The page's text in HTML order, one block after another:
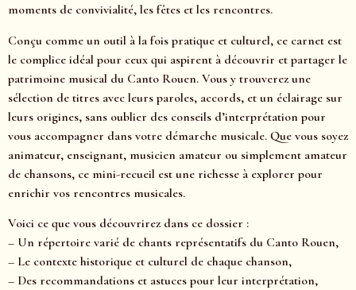
moments de convivialité, les fêtes et les rencontres.
Conçu comme un outil à la fois pratique et culturel, ce carnet est
le complice idéal pour ceux qui aspirent à découvrir et partager le
patrimoine musical du Canto Rouen. Vous y trouverez une
sélection de titres avec leurs paroles, accords, et un éclairage sur
leurs origines, sans oublier des conseils d’interprétation pour
vous accompagner dans votre démarche musicale. Que vous soyez
animateur, enseignant, musicien amateur ou simplement amateur
de chansons, ce mini-recueil est une richesse à explorer pour
enrichir vos rencontres musicales.
Voici ce que vous découvrirez dans ce dossier :
– Un répertoire varié de chants représentatifs du Canto Rouen,
– Le contexte historique et culturel de chaque chanson,
– Des recommandations et astuces pour leur interprétation,